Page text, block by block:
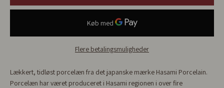
Flere betalingsmuligheder
Lækkert, tidløst porcelæn fra det japanske mærke Hasami Porcelain.
Porcelæn har været produceret i Hasami regionen i over fire